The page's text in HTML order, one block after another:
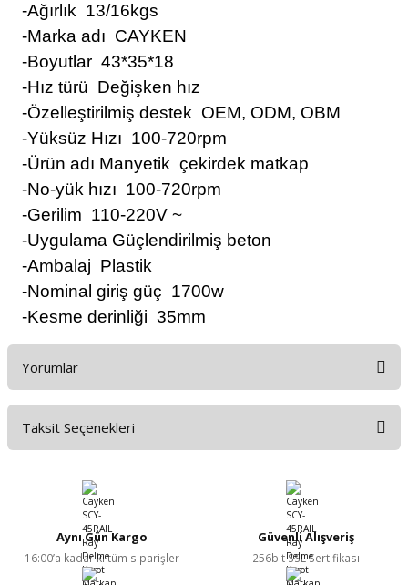
-Ağırlık 13/16kgs
-Marka adı CAYKEN
-Boyutlar 43*35*18
-Hız türü Değişken hız
-Özelleştirilmiş destek OEM, ODM, OBM
-Yüksüz Hızı 100-720rpm
-Ürün adı Manyetik çekirdek matkap
-No-yük hızı 100-720rpm
-Gerilim 110-220V ~
-Uygulama Güçlendirilmiş beton
-Ambalaj Plastik
-Nominal giriş güç 1700w
-Kesme derinliği 35mm
Yorumlar
Taksit Seçenekleri
Aynı Gün Kargo
16:00’a kadar ki tüm siparişler
Güvenli Alışveriş
256bit SSL Sertifikası